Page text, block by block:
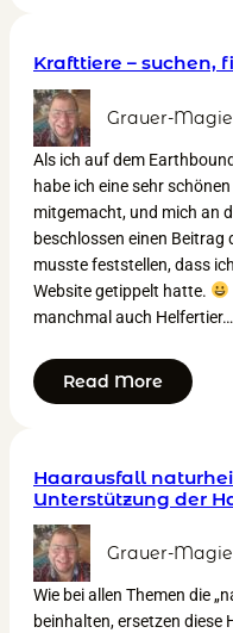
Krafttiere – suchen,
Grauer-
Als ich auf dem
habe ich eine sehr
mitgemacht, und mich an
beschlossen einen Beitrag
musste feststellen, dass
Website getippelt hatte.
manchmal auch Helfertier…
Read More
Haarausfall
Unterstützung der
Grauer-
Wie bei allen Themen die
beinhalten, ersetzen diese